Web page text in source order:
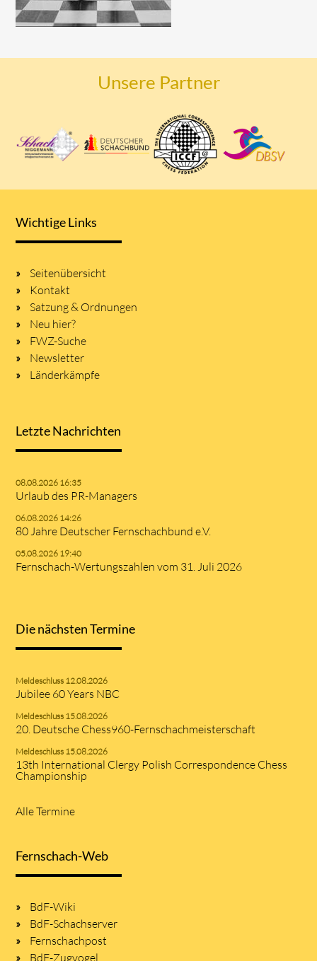
Unsere Partner
Wichtige Links
Seitenübersicht
Kontakt
Satzung & Ordnungen
Neu hier?
FWZ-Suche
Newsletter
Länderkämpfe
Letzte Nachrichten
08.08.2026 16:35
Urlaub des PR-Managers
06.08.2026 14:26
80 Jahre Deutscher Fernschachbund e.V.
05.08.2026 19:40
Fernschach-Wertungszahlen vom 31. Juli 2026
Die nächsten Termine
Meldeschluss 12.08.2026
Jubilee 60 Years NBC
Meldeschluss 15.08.2026
20. Deutsche Chess960-Fernschachmeisterschaft
Meldeschluss 15.08.2026
13th International Clergy Polish Correspondence Chess
Championship
Alle Termine
Fernschach-Web
BdF-Wiki
BdF-Schachserver
Fernschachpost
BdF-Zugvogel